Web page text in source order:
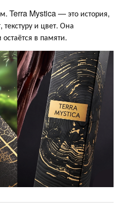
Terra Mystica — это история,
текстуру и цвет. Она
в памяти.